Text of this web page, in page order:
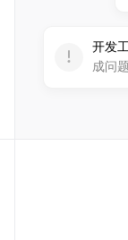
开发
成问